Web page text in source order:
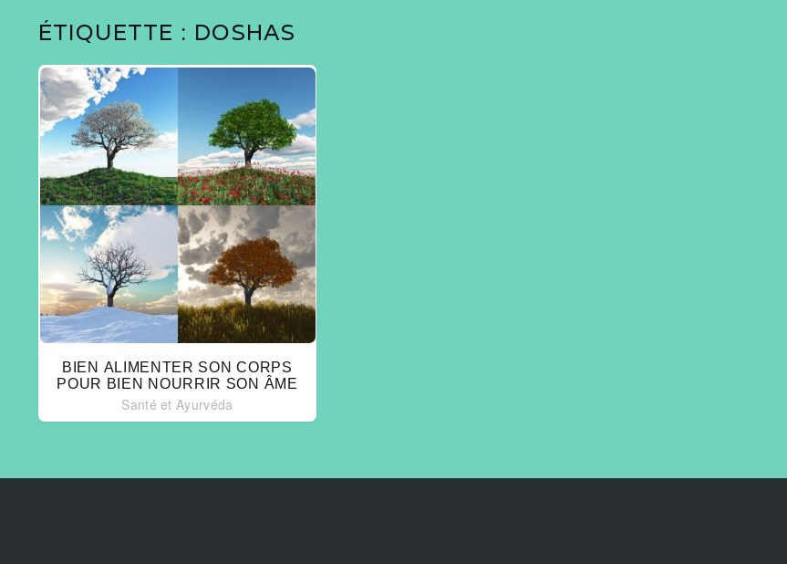
ÉTIQUETTE : DOSHAS
BIEN ALIMENTER SON CORPS
POUR BIEN NOURRIR SON ÂME
Santé et Ayurvéda